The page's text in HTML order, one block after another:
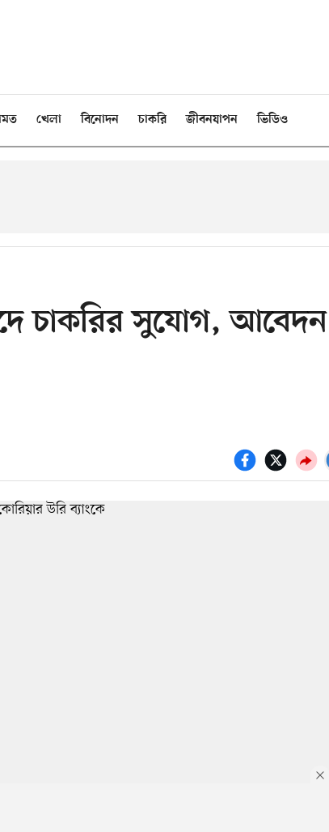
খেলা বিনোদন চাকরি জীবনযাপন ভিডিও
চাকরির সুযোগ, আবেদন